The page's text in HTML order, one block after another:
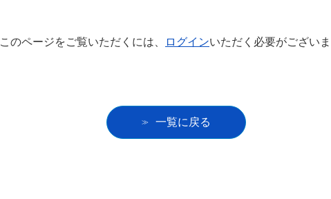
このページをご覧いただくには、 ログインいただく必要がござい
一覧に戻る